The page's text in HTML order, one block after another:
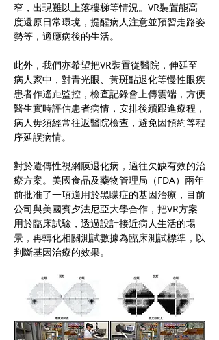
窄，出現難以上落樓梯等情況。VR裝置能高
度還原日常環境，提醒病人注意並預習走路姿
勢等，適應病後的生活。
此外，我們亦希望把VR裝置從醫院，伸延至
病人家中，對青光眼、黃斑點退化等慢性眼疾
患者作遙距監控，檢查記錄會上傳雲端，方便
醫生實時評估患者病情，安排後續跟進療程，
病人毋須經常往返醫院檢查，避免因預約等程
序延誤病情。
對於遺傳性視網膜退化病，過往欠缺有效的治
療方案。美國食品及藥物管理局（FDA）兩年
前批准了一項適用於黑矇症的基因治療，目前
公司與美國賓夕法尼亞大學合作，把VR方案
用於臨床試驗，透過設計接近病人生活的場
景，再轉化相關測試數據為臨床測試標準，以
判斷基因治療的效果。